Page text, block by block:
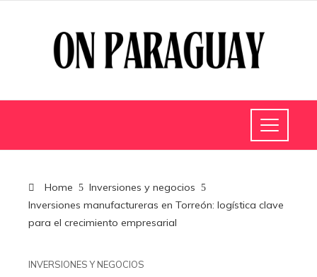
Home
Inversiones y negocios
Inversiones manufactureras en Torreón: logística clave
para el crecimiento empresarial
INVERSIONES Y NEGOCIOS